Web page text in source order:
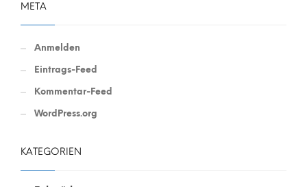
META
Anmelden
Eintrags-Feed
Kommentar-Feed
WordPress.org
KATEGORIEN